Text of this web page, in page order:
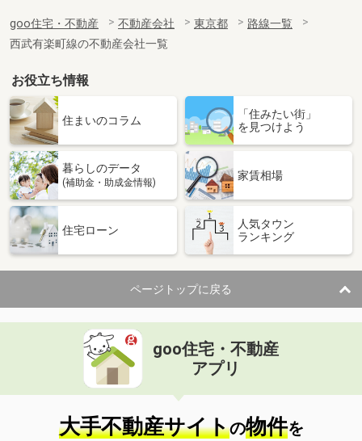
goo住宅・不動産 不動産会社 東京都
路線一覧
西武有楽町線の不動産会社一覧
お役立ち情報
住まいのコラム
「住みたい街」
を見つけよう
暮らしのデータ
(補助金・助成金情報)
家賃相場
住宅ローン
人気タウン
ランキング
ページトップに戻る
goo住宅・不動産
アプリ
大手不動産サイトの物件を